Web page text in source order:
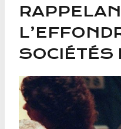
SOCIÉTÉS